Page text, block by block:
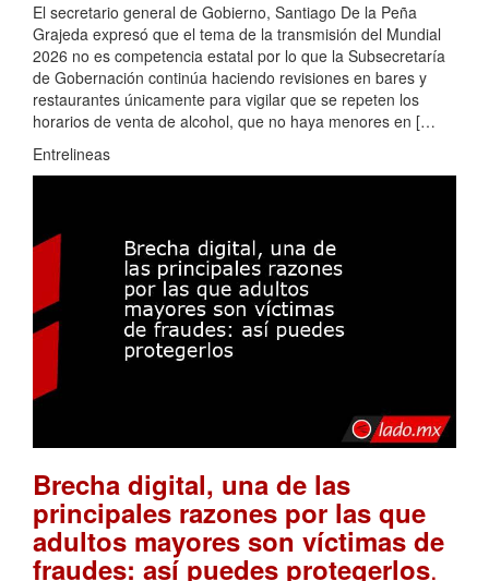
El secretario general de Gobierno, Santiago De la Peña
Grajeda expresó que el tema de la transmisión del Mundial
2026 no es competencia estatal por lo que la Subsecretaría
de Gobernación continúa haciendo revisiones en bares y
restaurantes únicamente para vigilar que se repeten los
horarios de venta de alcohol, que no haya menores en […
Entrelineas
Brecha digital, una de las
principales razones por las que
adultos mayores son víctimas de
fraudes: así puedes protegerlos.